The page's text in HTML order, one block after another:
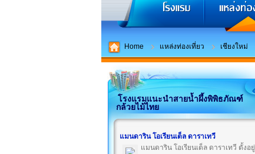
Home แหล่งท่องเที่ยว เชียงใหม่
โรงแรมแนะนำสายน้ำผึ้งพิพิธภัณฑ์
กล้วยไม้ไทย
แมนดาริน โอเรียนเต็ล ดาราเทวี
แมนดาริน โอเรียนเต็ล ดาราเทวี ตั้งอยู่